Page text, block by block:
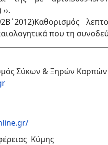
που τη
Σύκων & Ξηρών
Κύμης